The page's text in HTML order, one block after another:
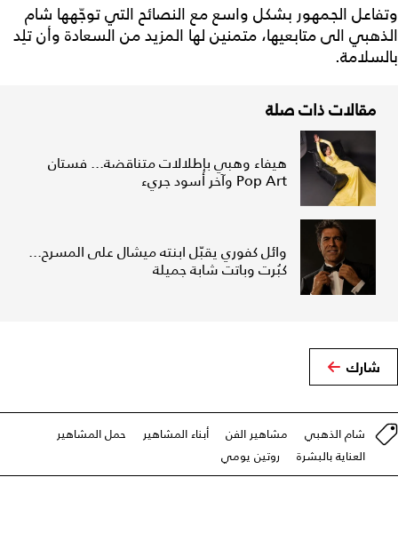
وتفاعل الجمهور بشكل واسع مع النصائح التي توجّهها شام
الذهبي الى متابعيها، متمنين لها المزيد من السعادة وأن تلِد
بالسلامة.
مقالات ذات صلة
هيفاء وهبي بإطلالات متناقضة... فستان
Pop Art وآخر أسود جريء
وائل كفوري يقبّل ابنته ميشال على المسرح...
كبُرت وباتت شابة جميلة
شارك
شام الذهبي مشاهير الفن أبناء المشاهير
حمل المشاهير
العناية بالبشرة
روتين يومي